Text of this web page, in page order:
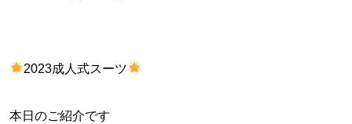
2023成人式スーツ
本日のご紹介です